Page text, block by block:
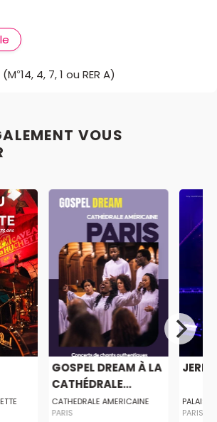
4, 7, 1 ou RER A)
VOUS
GOSPEL DREAM À LA
CATHÉDRALE...
CATHEDRALE AMERICAINE
PARIS
PALAIS
PARIS